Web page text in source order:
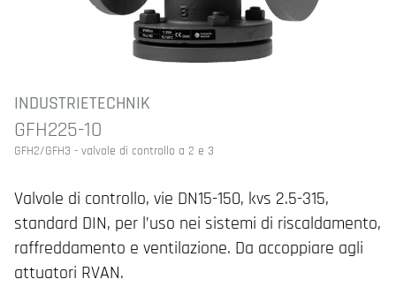
INDUSTRIETECHNIK
GFH225-10
GFH2/GFH3 - valvole di controllo a 2 e 3
Valvole di controllo, vie DN15-150, kvs 2.5-315,
standard DIN, per l’uso nei sistemi di riscaldamento,
raffreddamento e ventilazione. Da accoppiare agli
attuatori RVAN.